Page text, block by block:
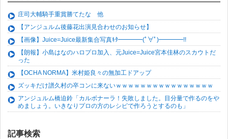
庄司大輔騎手重賞勝てたな 他
【アンジュルム後藤花出演見合わせのお知らせ】
【画像】Juice=Juice最新集合写真ｷﾀ━━━━(ﾟ∀ﾟ)━━━━!!
【朗報】小島はなのハロプロ加入、元Juice=Juice宮本佳林のスカウトだ
った
【OCHA NORMA】米村姫良々の無加工ドアップ
ズッキだけ譜久村の卒コンに来ないｗｗｗｗｗｗｗｗｗｗｗｗｗｗｗｗ
アンジュルム橋迫鈴「カルボナーラ！失敗しました。目分量で作るのをや
めましょう。いきなりプロの方のレシピで作ろうとするのも」
記事検索